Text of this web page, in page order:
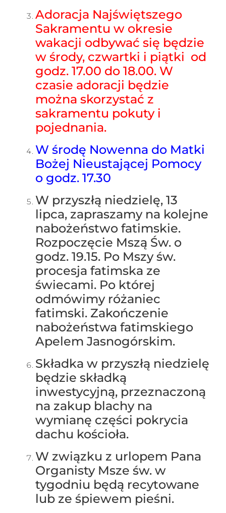
Adoracja Najświętszego
Sakramentu w okresie
wakacji odbywać się będzie
w środy, czwartki i piątki od
godz. 17.00 do 18.00. W
czasie adoracji będzie
można skorzystać z
sakramentu pokuty i
pojednania.
W środę Nowenna do Matki
Bożej Nieustającej Pomocy
o godz. 17.30
W przyszłą niedzielę, 13
lipca, zapraszamy na kolejne
nabożeństwo fatimskie.
Rozpoczęcie Mszą Św. o
godz. 19.15. Po Mszy św.
procesja fatimska ze
świecami. Po której
odmówimy różaniec
fatimski. Zakończenie
nabożeństwa fatimskiego
Apelem Jasnogórskim.
Składka w przyszłą niedzielę
będzie składką
inwestycyjną, przeznaczoną
na zakup blachy na
wymianę części pokrycia
dachu kościoła.
W związku z urlopem Pana
Organisty Msze św. w
tygodniu będą recytowane
lub ze śpiewem pieśni.